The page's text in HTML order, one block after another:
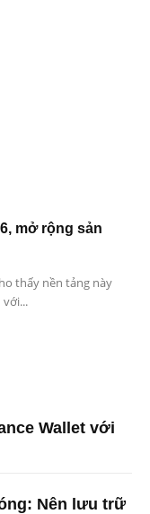
mở rộng sản
thấy nền tảng này
Wallet với
Nên lưu trữ